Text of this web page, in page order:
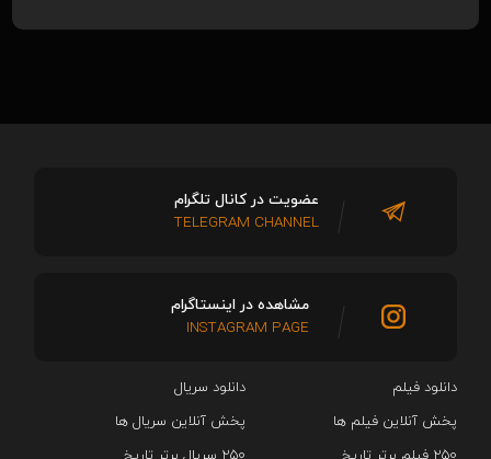
دانلود فیلم
دانلود سریال‌
پخش آنلاین فیلم ها
پخش آنلاین سریال ها
عضویت در کانال تلگرام
TELEGRAM CHANNEL
مشاهده در اینستاگرام
INSTAGRAM PAGE